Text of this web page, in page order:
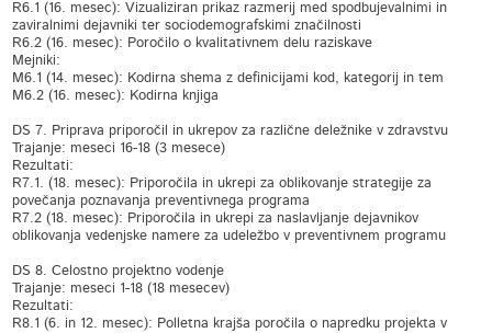
R6.1 (16. mesec): Vizualiziran prikaz razmerij med spodbujevalnimi in
zaviralnimi dejavniki ter sociodemografskimi značilnosti
R6.2 (16. mesec): Poročilo o kvalitativnem delu raziskave
Mejniki:
M6.1 (14. mesec): Kodirna shema z definicijami kod, kategorij in tem
M6.2 (16. mesec): Kodirna knjiga
DS 7. Priprava priporočil in ukrepov za različne deležnike v zdravstvu
Trajanje: meseci 16-18 (3 mesece)
Rezultati:
R7.1. (18. mesec): Priporočila in ukrepi za oblikovanje strategije za
povečanja poznavanja preventivnega programa
R7.2 (18. mesec): Priporočila in ukrepi za naslavljanje dejavnikov
oblikovanja vedenjske namere za udeležbo v preventivnem programu
DS 8. Celostno projektno vodenje
Trajanje: meseci 1-18 (18 mesecev)
Rezultati:
R8.1 (6. in 12. mesec): Polletna krajša poročila o napredku projekta v